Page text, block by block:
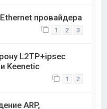
провайдера
1 2 3
L2TP+ipsec
Keenetic
1 2
ARP,